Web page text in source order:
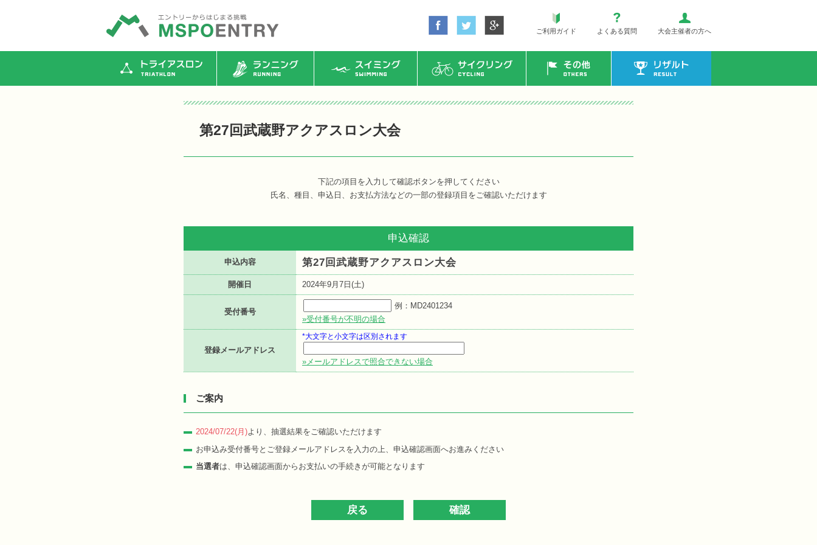
ご利用ガイド よくある質問 大会主催者の方へ
トライアスロン ランニング スイミング サイクリング その他 リザルト
第27回武蔵野アクアスロン大会
下記の項目を入力して確認ボタンを押してください
氏名、種目、申込日、お支払方法などの一部の登録項目をご確認いただけます
申込確認
申込内容 第27回武蔵野アクアスロン大会
開催日 2024年9月7日(土)
受付番号
例：MD2401234
»受付番号が不明の場合
登録メールアドレス
*大文字と小文字は区別されます
»メールアドレスで照合できない場合
ご案内
2024/07/22(月)より、抽選結果をご確認いただけます
お申込み受付番号とご登録メールアドレスを入力の上、申込確認画面へお進みください
当選者は、申込確認画面からお支払いの手続きが可能となります